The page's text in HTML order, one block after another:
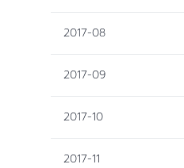
2017-08
2017-09
2017-10
2017-11